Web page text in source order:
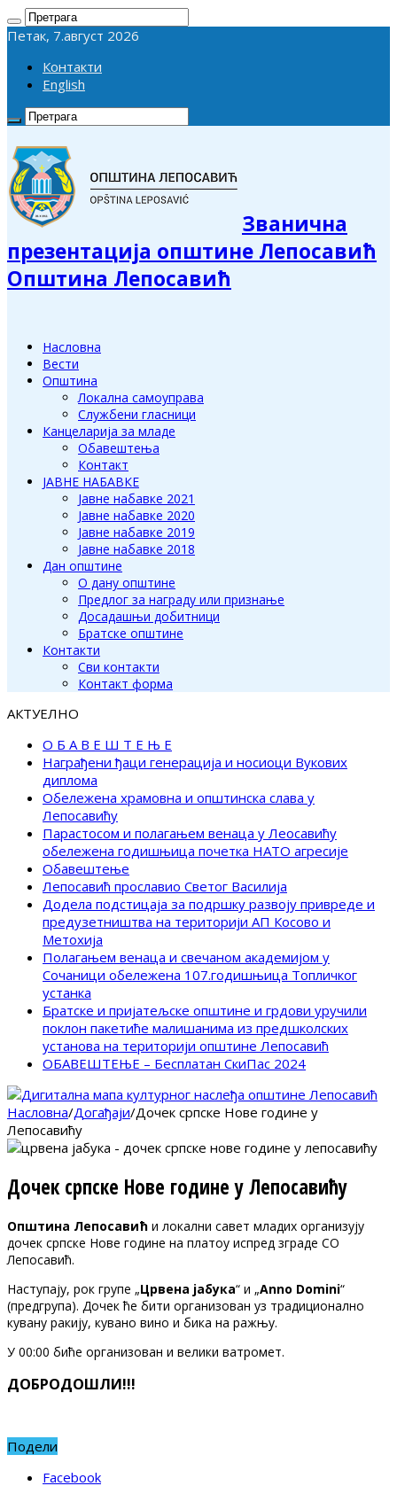
Петак, 7.август 2026
Контакти
English
Званична
презентација општине Лепосавић
Општина Лепосавић
Насловна
Вести
Општина
Локална самоуправа
Службени гласници
Канцеларија за младе
Обавештења
Контакт
ЈАВНЕ НАБАВКЕ
Јавне набавке 2021
Јавне набавке 2020
Јавне набавке 2019
Јавне набавке 2018
Дан општине
О дану општине
Предлог за награду или признање
Досадашњи добитници
Братске општине
Контакти
Сви контакти
Контакт форма
АКТУЕЛНО
О Б А В Е Ш Т Е Њ Е
Награђени ђаци генерација и носиоци Вукових
диплома
Обележена храмовна и општинска слава у
Лепосавићу
Парастосом и полагањем венаца у Леосавићу
обележена годишњица почетка НАТО агресије
Обавештење
Лепосавић прославио Светог Василија
Додела подстицаја за подршку развоју привреде и
предузетништва на територији АП Косово и
Метохија
Полагањем венаца и свечаном академијом у
Сочаници обележена 107.годишњица Топличког
устанка
Братске и пријатељске општине и грдови уручили
поклон пакетиће малишанима из предшколских
установа на територији општине Лепосавић
ОБАВЕШТЕЊЕ – Бесплатан СкиПас 2024
Насловна/Догађаји/Дочек српске Нове године у
Лепосавићу
Дочек српске Нове године у Лепосавићу
Општина Лепосавић и локални савет младих организују
дочек српске Нове године на платоу испред зграде СО
Лепосавић.
Наступају, рок групе „Црвена јабука“ и „Anno Domini“
(предгрупа). Дочек ће бити организован уз традиционално
кувану ракију, кувано вино и бика на ражњу.
У 00:00 биће организован и велики ватромет.
ДОБРОДОШЛИ!!!
Подели
Facebook